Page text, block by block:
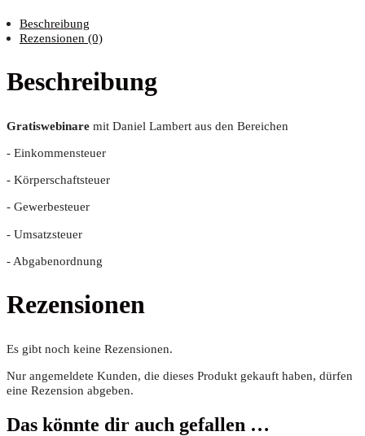
Beschreibung
Rezensionen (0)
Beschreibung
Gra­tis­web­i­na­re mit Dani­el Lam­bert aus den Bereichen
- Ein­kom­men­steu­er
- Kör­per­schaft­steu­er
- Gewer­be­steu­er
- Umsatz­steu­er
- Abga­ben­ord­nung
Rezensionen
Es gibt noch keine Rezensionen.
Nur angemeldete Kunden, die dieses Produkt gekauft haben, dürfen
eine Rezension abgeben.
Das könnte dir auch gefallen …